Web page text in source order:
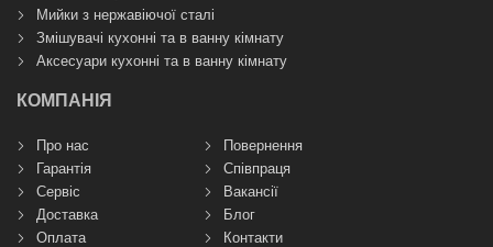
Мийки з нержавіючої сталі
Змішувачі кухонні та в ванну кімнату
Аксесуари кухонні та в ванну кімнату
КОМПАНІЯ
Про нас
Гарантія
Сервіс
Доставка
Оплата
Повернення
Співпраця
Вакансії
Блог
Контакти